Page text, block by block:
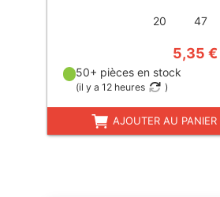
20 47
5,35 €
50+ pièces en stock
(il y a 12 heures )
AJOUTER AU PANIER